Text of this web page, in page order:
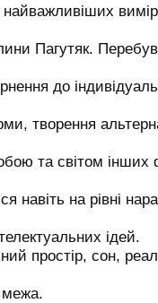
Пагутяк.
до
творення
та світом
навіть на рівні
ідей.
простір, сон,